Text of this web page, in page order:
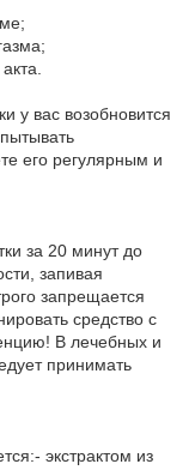
у вас возобновится
его регулярным и
за 20 минут до
запивая
запрещается
средство с
В лечебных и
принимать
экстрактом из